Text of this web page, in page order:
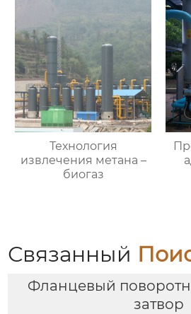
Технология
извлечения метана –
биогаз
Связанный
Фланцевый
затвор